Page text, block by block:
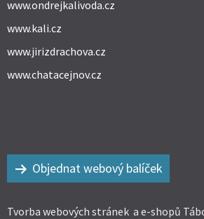
www.ondrejkalivoda.cz
www.kali.cz
www.jirizdrachova.cz
www.chatacejnov.cz
Objednat webový balíček
Tvorba webových stránek a e-shopů